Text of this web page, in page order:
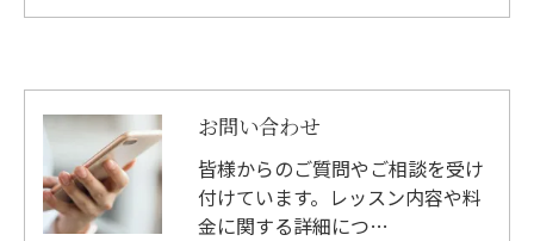
お問い合わせ
皆様からのご質問やご相談を受け
付けています。レッスン内容や料
金に関する詳細につ…